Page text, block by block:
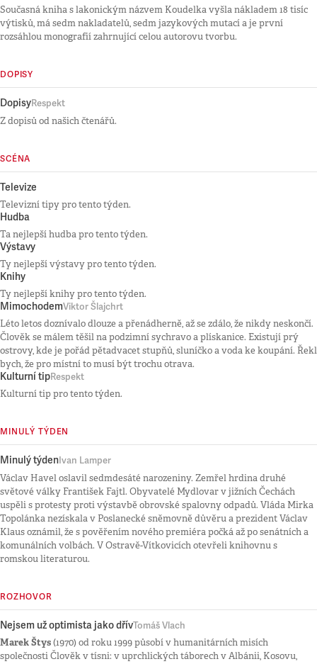
Současná kniha s lakonickým názvem Koudelka vyšla nákladem 18 tisíc
výtisků, má sedm nakladatelů, sedm jazykových mutací a je první
rozsáhlou monografií zahrnující celou autorovu tvorbu.
DOPISY
DopisyRespekt
Z dopisů od našich čtenářů.
SCÉNA
Televize
Televizní tipy pro tento týden.
Hudba
Ta nejlepší hudba pro tento týden.
Výstavy
Ty nejlepší výstavy pro tento týden.
Knihy
Ty nejlepší knihy pro tento týden.
MimochodemViktor Šlajchrt
Léto letos doznívalo dlouze a přenádherně, až se zdálo, že nikdy neskončí.
Člověk se málem těšil na podzimní sychravo a plískanice. Existují prý
ostrovy, kde je pořád pětadvacet stupňů, sluníčko a voda ke koupání. Řekl
bych, že pro místní to musí být trochu otrava.
Kulturní tipRespekt
Kulturní tip pro tento týden.
MINULÝ TÝDEN
Minulý týdenIvan Lamper
Václav Havel oslavil sedmdesáté narozeniny. Zemřel hrdina druhé
světové války František Fajtl. Obyvatelé Mydlovar v jižních Čechách
uspěli s protesty proti výstavbě obrovské spalovny odpadů. Vláda Mirka
Topolánka nezískala v Poslanecké sněmovně důvěru a prezident Václav
Klaus oznámil, že s pověřením nového premiéra počká až po senátních a
komunálních volbách. V Ostravě-Vítkovicích otevřeli knihovnu s
romskou literaturou.
ROZHOVOR
Nejsem už optimista jako dřívTomáš Vlach
Marek Štys(1970) od roku 1999 působí v humanitárních misích
společnosti Člověk v tísni: v uprchlických táborech v Albánii, Kosovu,